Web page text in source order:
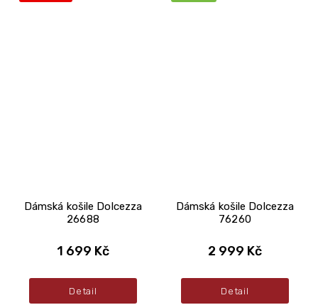
Dámská košile Dolcezza
26688
1 699 Kč
Detail
Dámská košile Dolcezza
76260
2 999 Kč
Detail